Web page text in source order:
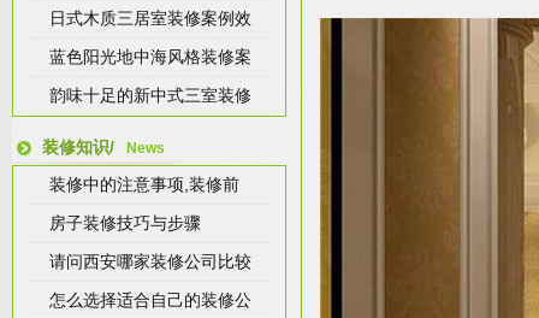
日式木质三居室装修案例效
蓝色阳光地中海风格装修案
韵味十足的新中式三室装修
装修知识/ News
装修中的注意事项,装修前
房子装修技巧与步骤
请问西安哪家装修公司比较
怎么选择适合自己的装修公